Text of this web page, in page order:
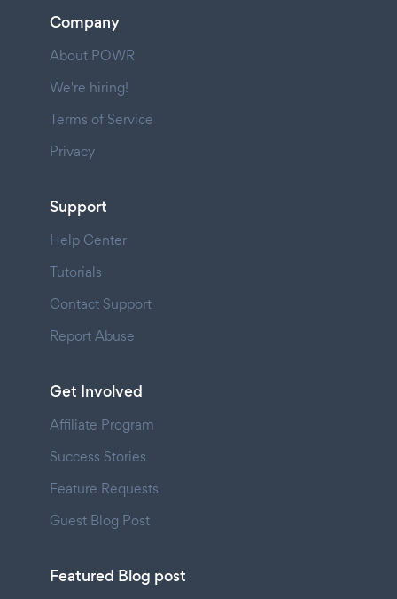
Company
About POWR
We're hiring!
Terms of Service
Privacy
Support
Help Center
Tutorials
Contact Support
Report Abuse
Get Involved
Affiliate Program
Success Stories
Feature Requests
Guest Blog Post
Featured Blog post